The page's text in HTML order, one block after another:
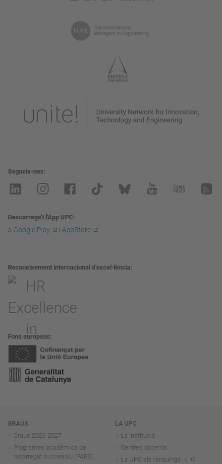
Segueix-nos
Descarrega't l'App UPC
a Google Play i AppStore
Reconeixement internacional d’excel·lència
Fons europeus
Navegació
GRAUS
Graus 2026-2027
Programes acadèmics de
recorregut successiu (PARS)
LA UPC
La institució
Centres docents
La UPC als rànquings